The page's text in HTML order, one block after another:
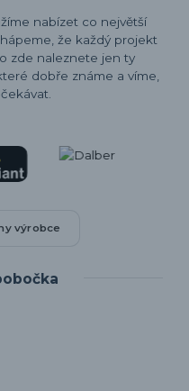
nabízet co největší
že každý projekt
zde naleznete jen ty
dobře známe a víme,
výrobce